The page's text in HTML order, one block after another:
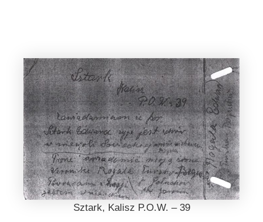
Sztark, Kalisz P.O.W. – 39